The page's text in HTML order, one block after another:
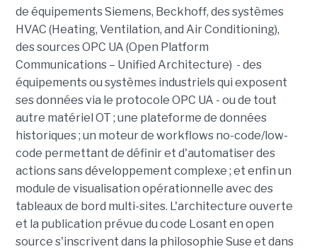
de équipements Siemens, Beckhoff, des systèmes
HVAC (Heating, Ventilation, and Air Conditioning),
des sources OPC UA (Open Platform
Communications – Unified Architecture) - des
équipements ou systèmes industriels qui exposent
ses données via le protocole OPC UA - ou de tout
autre matériel OT ; une plateforme de données
historiques ; un moteur de workflows no-code/low-
code permettant de définir et d'automatiser des
actions sans développement complexe ; et enfin un
module de visualisation opérationnelle avec des
tableaux de bord multi-sites. L'architecture ouverte
et la publication prévue du code Losant en open
source s'inscrivent dans la philosophie Suse et dans